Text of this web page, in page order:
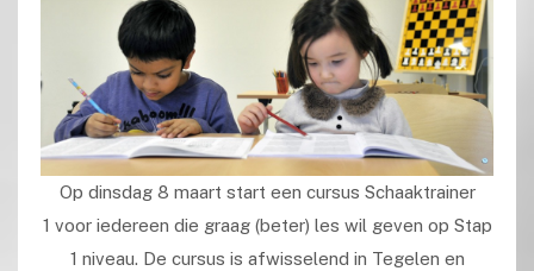
Op dinsdag 8 maart start een cursus Schaaktrainer
1 voor iedereen die graag (beter) les wil geven op Stap
1 niveau. De cursus is afwisselend in Tegelen en